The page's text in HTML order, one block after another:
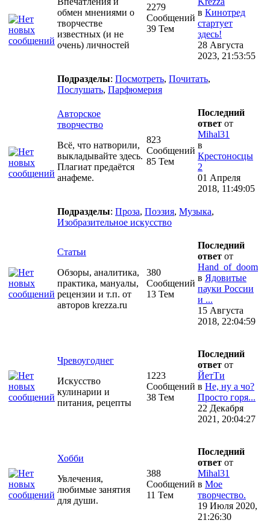
обмен мнениями о
творчестве
известных (и не
очень) личностей
2279
Сообщений
39 Тем
в Кинотред
стартует
здесь!
28 Августа
2023, 21:53:55
Подразделы: Посмотреть, Почитать,
Послушать, Парфюмерия
Авторское
творчество
Всё, что натворили,
выкладывайте здесь.
Плагиат предаётся
анафеме.
823
Сообщений
85 Тем
Последний
ответ от
Mihal31
в
Крестоносцы
2
01 Апреля
2018, 11:49:05
Подразделы: Проза, Поэзия, Музыка,
Изобразительное искусство
Статьи
Обзоры, аналитика,
практика, мануалы,
рецензии и т.п. от
авторов krezza.ru
380
Сообщений
13 Тем
Последний
ответ от
Hand_of_doom
в Ядовитые
пауки России
и ...
15 Августа
2018, 22:04:59
Чревоугоднег
Искусство
кулинарии и
питания, рецепты
1223
Сообщений
38 Тем
Последний
ответ от
ЙетТи
в Не, ну а чо?
Просто горя...
22 Декабря
2021, 20:04:27
Хобби
Увлечения,
любимые занятия
для души.
388
Сообщений
11 Тем
Последний
ответ от
Mihal31
в Мое
творчество.
19 Июля 2020,
21:26:30